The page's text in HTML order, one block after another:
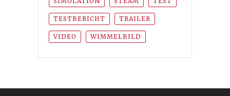
TESTBERICHT TRAILER
VIDEO WIMMELBILD